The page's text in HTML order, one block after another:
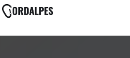
Panneau de gestion des cookies